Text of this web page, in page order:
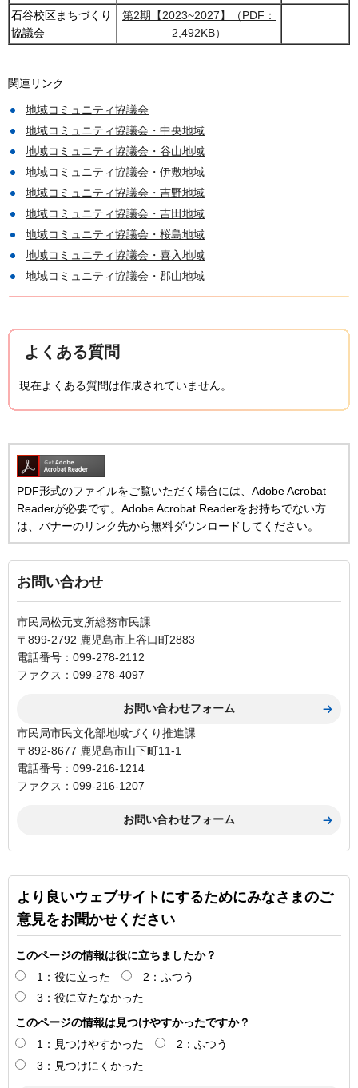
石谷校区まちづくり
協議会
第2期【2023~2027】（PDF：
2,492KB）
関連リンク
地域コミュニティ協議会
地域コミュニティ協議会・中央地域
地域コミュニティ協議会・谷山地域
地域コミュニティ協議会・伊敷地域
地域コミュニティ協議会・吉野地域
地域コミュニティ協議会・吉田地域
地域コミュニティ協議会・桜島地域
地域コミュニティ協議会・喜入地域
地域コミュニティ協議会・郡山地域
よくある質問
現在よくある質問は作成されていません。
PDF形式のファイルをご覧いただく場合には、Adobe Acrobat
Readerが必要です。Adobe Acrobat Readerをお持ちでない方
は、バナーのリンク先から無料ダウンロードしてください。
お問い合わせ
市民局松元支所総務市民課
〒899-2792 鹿児島市上谷口町2883
電話番号：099-278-2112
ファクス：099-278-4097
市民局市民文化部地域づくり推進課
〒892-8677 鹿児島市山下町11-1
電話番号：099-216-1214
ファクス：099-216-1207
より良いウェブサイトにするためにみなさまのご
意見をお聞かせください
このページの情報は役に立ちましたか？
1：役に立った
2：ふつう
3：役に立たなかった
このページの情報は見つけやすかったですか？
1：見つけやすかった
2：ふつう
3：見つけにくかった